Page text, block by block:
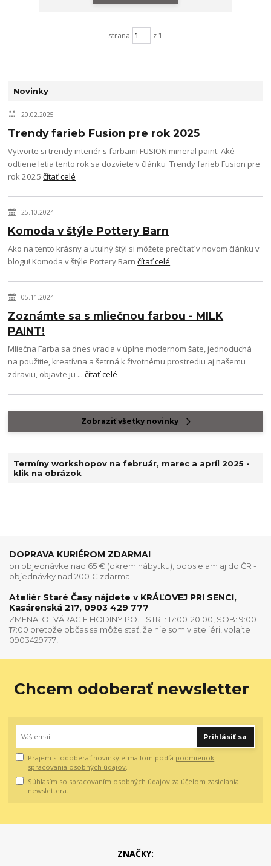
strana z 1
Novinky
20.02.2025
Trendy farieb Fusion pre rok 2025
Vytvorte si trendy interiér s farbami FUSION mineral paint. Aké
odtiene letia tento rok sa dozviete v článku Trendy farieb Fusion pre
rok 2025čítať celé
25.10.2024
Komoda v štýle Pottery Barn
Ako na tento krásny a utulný štýl si môžete prečítať v novom článku v
blogu! Komoda v štýle Pottery Barnčítať celé
05.11.2024
Zoznámte sa s mliečnou farbou - MILK
PAINT!
Mliečna Farba sa dnes vracia v úplne modernom šate, jednoduchá
na použitie, kreatívna a šetrná k životnému prostrediu aj našemu
zdraviu, objavte ju ...čítať celé
Zobraziť všetky novinky
Termíny workshopov na február, marec a apríl 2025 -
klik na obrázok
DOPRAVA KURIÉROM ZDARMA!
pri objednávke nad 65 € (okrem nábytku), odosielam aj do ČR -
objednávky nad 200 € zdarma!
Ateliér Staré Časy nájdete v KRÁĽOVEJ PRI SENCI,
Kasárenská 217, 0903 429 777
ZMENA! OTVÁRACIE HODINY PO. - STR. : 17:00-20:00, SOB: 9:00-
17:00 pretože občas sa môže stať, že nie som v ateliéri, volajte
0903429777!
Chcem odoberať newsletter
Prihlásiť sa
Prajem si odoberať novinky e-mailom podľa podmienok
spracovania osobných údajov
Súhlasím so spracovaním osobných údajov za účelom zasielania
newslettera.
ZNAČKY: